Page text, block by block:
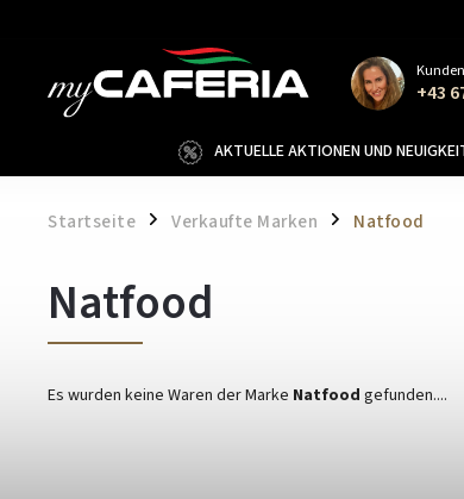
+43
AKTUELLE AKTIONEN UND
Startseite / Verkaufte Marken / Natfood
Natfood
Es wurden keine Waren der Marke Natfood gefunden....